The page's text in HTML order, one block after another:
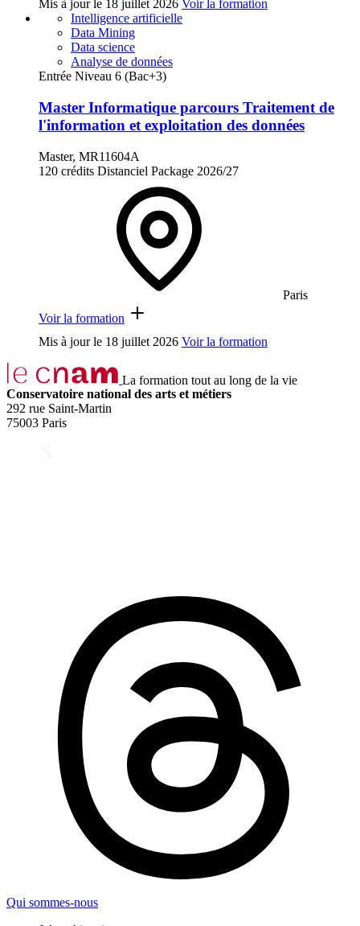
Mis à jour le 18 juillet 2026 Voir la formation
Intelligence artificielle
Data Mining
Data science
Analyse de données
Entrée Niveau 6 (Bac+3)
Master Informatique parcours Traitement de
l'information et exploitation des données
Master, MR11604A
120 crédits Distanciel Package 2026/27
Paris
Voir la formation
Mis à jour le 18 juillet 2026 Voir la formation
La formation tout au long de la vie
Conservatoire national des arts et métiers
292 rue Saint-Martin
75003 Paris
Qui sommes-nous